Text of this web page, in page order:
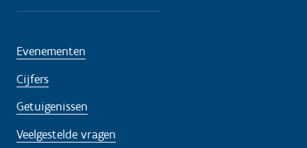
Evenementen
Cijfers
Getuigenissen
Veelgestelde vragen